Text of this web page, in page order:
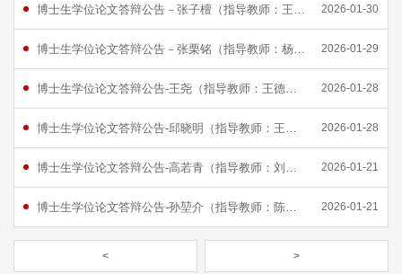
博士生学位论文答辩公告－张子檀（指导教师：王斌） 2026-01-30
博士生学位论文答辩公告－张栗铭（指导教师：杨德庆） 2026-01-29
博士生学位论文答辩公告-王尧（指导教师：王德禹） 2026-01-28
博士生学位论文答辩公告-邱晓明（指导教师：王德禹） 2026-01-28
博士生学位论文答辩公告-高若青（指导教师：刘成） 2026-01-21
博士生学位论文答辩公告-孙堃介（指导教师：陈巨兵） 2026-01-21
< >